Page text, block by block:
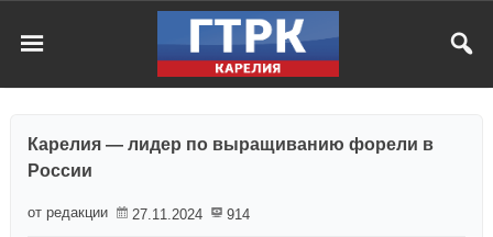
Карелия — лидер по выращиванию форели в
России
от редакции 27.11.2024 914